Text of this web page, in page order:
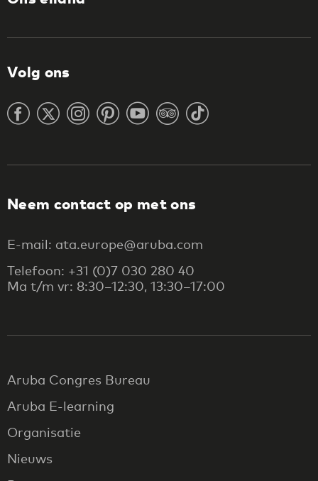
Volg ons
Neem contact op met ons
E-mail: ata.europe@aruba.com
Telefoon: +31 (0)7 030 280 40
Ma t/m vr: 8:30–12:30, 13:30–17:00
Aruba Congres Bureau
Aruba E-learning
Organisatie
Nieuws